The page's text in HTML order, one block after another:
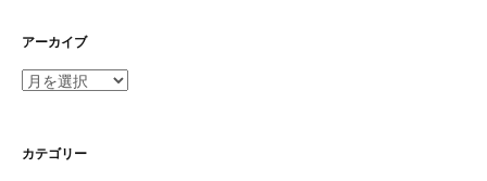
アーカイブ
ア
イ
カテゴリー